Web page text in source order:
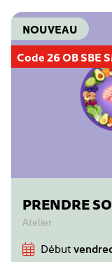
Code 26 OB SBE
NOUVEAU
PRENDRE
Atelier
Début